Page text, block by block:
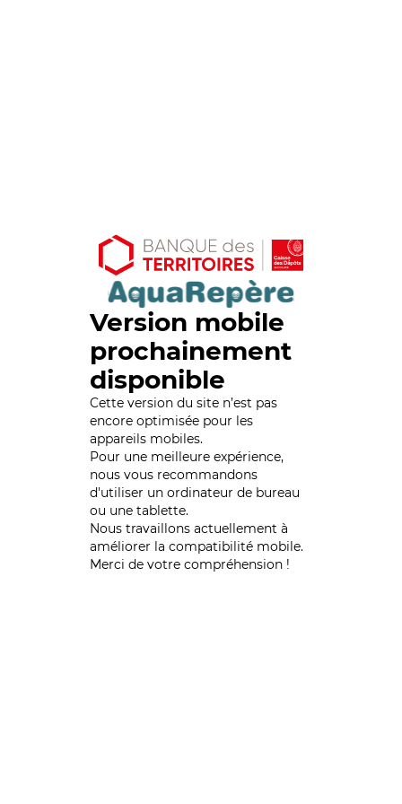
Version mobile
prochainement
disponible
Cette version du site n’est pas
encore optimisée pour les
appareils mobiles.
Pour une meilleure expérience,
nous vous recommandons
d'utiliser un ordinateur de bureau
ou une tablette.
Nous travaillons actuellement à
améliorer la compatibilité mobile.
Merci de votre compréhension !